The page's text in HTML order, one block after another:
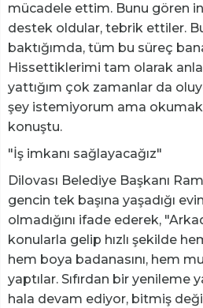
mücadele ettim. Bunu gören
destek oldular, tebrik ettiler.
baktığımda, tüm bu süreç
Hissettiklerimi tam olarak
yattığım çok zamanlar da
şey istemiyorum ama
konuştu.
"İş imkanı sağlayacağız"
Dilovası Belediye Başkanı
gencin tek başına yaşadığı
olmadığını ifade ederek,
konularla gelip hızlı şekilde
hem boya badanasını, hem
yaptılar. Sıfırdan bir yenileme
hala devam ediyor, bitmiş